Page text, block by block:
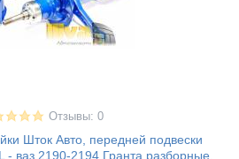
Отзывы: 0
Шток Авто, передней подвески
ваз 2190-2194 Гранта разборные,